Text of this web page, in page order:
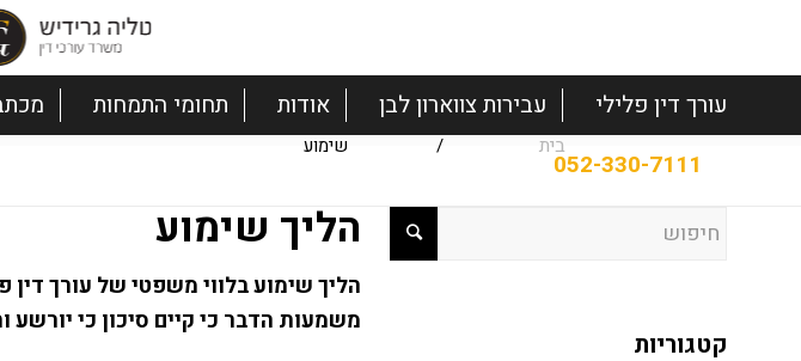
עורך דין פלילי עבירות צווארון לבן אודות תחומי התמחות
בית / שימוע
הליך שימוע
הליך שימוע בלווי משפטי של עורך
משמעות הדבר כי קיים סיכון כי יורשע
קטגוריות